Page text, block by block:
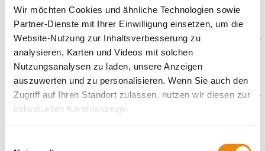
Wir möchten Cookies und ähnliche Technologien sowie
Partner-Dienste mit Ihrer Einwilligung einsetzen, um die
Website-Nutzung zur Inhaltsverbesserung zu
analysieren, Karten und Videos mit solchen
Nutzungsanalysen zu laden, unsere Anzeigen
auszuwerten und zu personalisieren. Wenn Sie auch den
Zugriff auf Ihren Standort zulassen, nutzen wir diesen zur
individuellen Kartenanzeige.
Der Ablauf
Unser Angebot
Wohnen in Einzelzimmern, entweder in einer Vierer-
oder Sechser-Wohngruppe
Assistenzleistungen und Unterstützung bei der
Bedarfsermittlung
Freizeitgestaltung und sozialräumliche
Die Voraussetzungen
Die Behinderung muss amtlich anerkannt sein.
Leistungsberechtigte sind nach SGB IX § 99 Personen nach
die in erheblichem Umfang in ihrer Fähigkeit zur Teilhabe
Das Angebot richtet sich an Frankfurter Bürger*innen mit